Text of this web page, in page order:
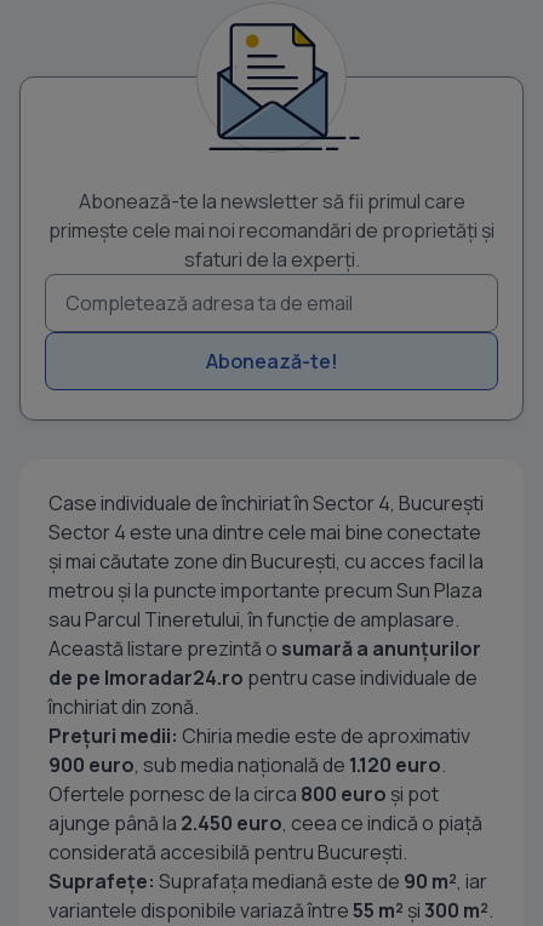
Abonează-te la newsletter să fii primul care
primește cele mai noi recomandări de proprietăți și
sfaturi de la experți.
Abonează-te!
Case individuale de închiriat în Sector 4, București
Sector 4 este una dintre cele mai bine conectate
și mai căutate zone din București, cu acces facil la
metrou și la puncte importante precum Sun Plaza
sau Parcul Tineretului, în funcție de amplasare.
Această listare prezintă o sumară a anunțurilor
de pe Imoradar24.ro pentru case individuale de
închiriat din zonă.
Prețuri medii: Chiria medie este de aproximativ
900 euro, sub media națională de 1.120 euro.
Ofertele pornesc de la circa 800 euro și pot
ajunge până la 2.450 euro, ceea ce indică o piață
considerată accesibilă pentru București.
Suprafețe: Suprafața mediană este de 90 m², iar
variantele disponibile variază între55 m² și300 m².